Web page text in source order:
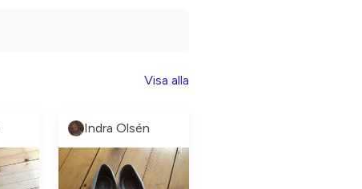
Visa alla
Indra Olsén